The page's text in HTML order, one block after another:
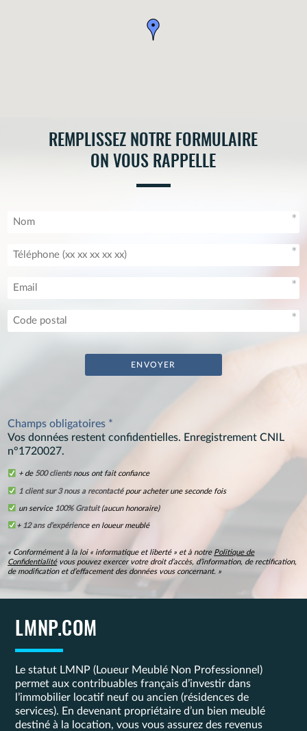
REMPLISSEZ NOTRE FORMULAIRE
ON VOUS RAPPELLE
Champs obligatoires *
Vos données restent confidentielles. Enregistrement CNIL
n°1720027.
+ de 500 clientsnous ont fait confiance
1 client sur 3 nous a recontactépour acheter une seconde fois
un service 100% Gratuit(aucun honoraire)
+12 ans d’expérienceen loueur meublé
« Conformément à la loi « informatique et liberté » et à notre Politique de
Confidentialitévous pouvez exercer votre droit d’accès, d’information, de rectification,
de modification et d’effacement des données vous concernant. »
LMNP.COM
Le statut LMNP (Loueur Meublé Non Professionnel)
permet aux contribuables français d’investir dans
l’immobilier locatif neuf ou ancien (résidences de
services). En devenant propriétaire d’un bien meublé
destiné à la location, vous vous assurez des revenus